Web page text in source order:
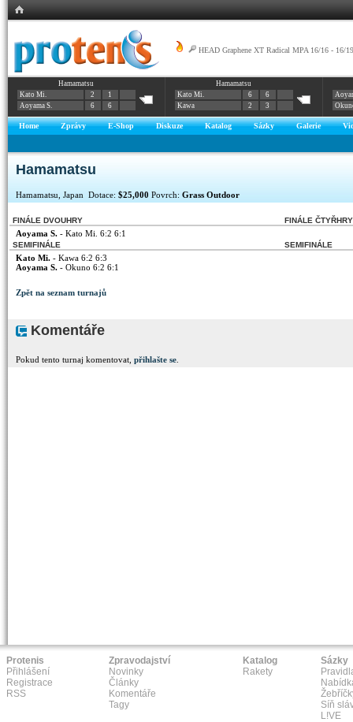
HEAD Graphene XT Radical MPA 16/16 - 16/19
Prestige MID
Hamamatsu
Kato Mi.
2
1
Aoyama S.
6 6
Hamamatsu
Kato Mi.
6
6
Kawa
2 3
Home Zprávy E-Shop Diskuze Katalog Sázky Galerie
Hamamatsu
Hamamatsu, Japan Dotace: $25,000 Povrch: Grass Outdoor
FINÁLE DVOUHRY
Aoyama S. - Kato Mi. 6:2 6:1
FINÁLE ČTYŘHRY
SEMIFINÁLE
Kato Mi. - Kawa 6:2 6:3
Aoyama S. - Okuno 6:2 6:1
SEMIFINÁLE
Zpět na seznam turnajů
Komentáře
Pokud tento turnaj komentovat, přihlašte se
Protenis
Přihlášení
Registrace
RSS
Zpravodajství
Novinky
Články
Komentáře
Tagy
Katalog
Rakety
Sázky
Síň
L!VE